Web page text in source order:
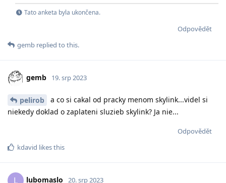
Tato anketa byla ukončena.
Odpovědět
gemb replied to this.
gemb 19. srp 2023
pelirob
a co si cakal od pracky menom skylink...videl si
niekedy doklad o zaplateni sluzieb skylink? Ja nie...
Odpovědět
kdavid likes this
L lubomaslo 20. srp 2023